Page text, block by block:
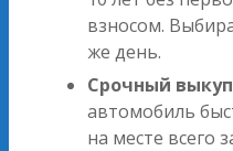
взносом.
же день.
Срочный
автомобиль
на месте всего